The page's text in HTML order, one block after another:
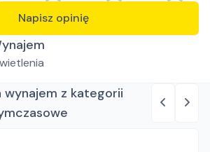
Napisz opinię
wynajem z kategorii